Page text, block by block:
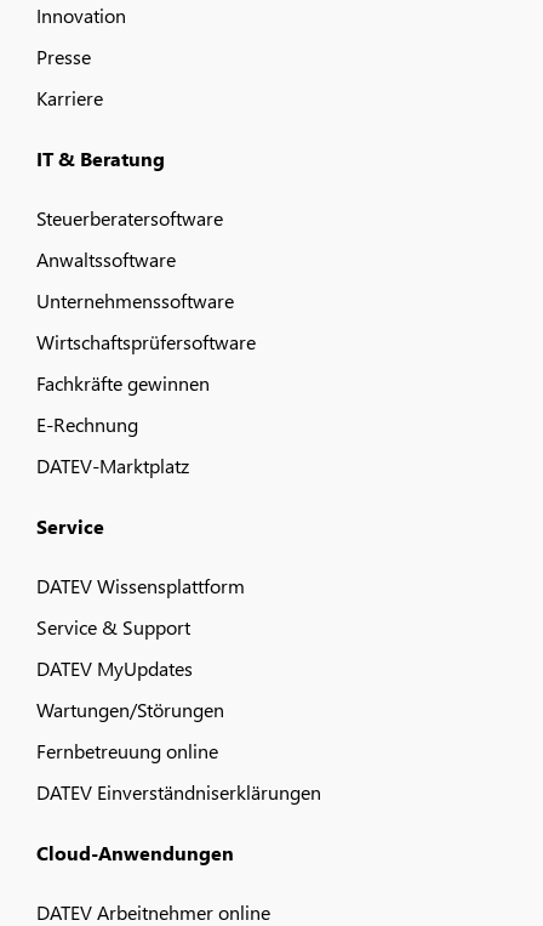
Innovation
Presse
Karriere
IT & Beratung
Steuerberatersoftware
Anwaltssoftware
Unternehmenssoftware
Wirtschaftsprüfersoftware
Fachkräfte gewinnen
E-Rechnung
DATEV-Marktplatz
Service
DATEV Wissensplattform
Service & Support
DATEV MyUpdates
Wartungen/Störungen
Fernbetreuung online
DATEV Einverständniserklärungen
Cloud-Anwendungen
DATEV Arbeitnehmer online